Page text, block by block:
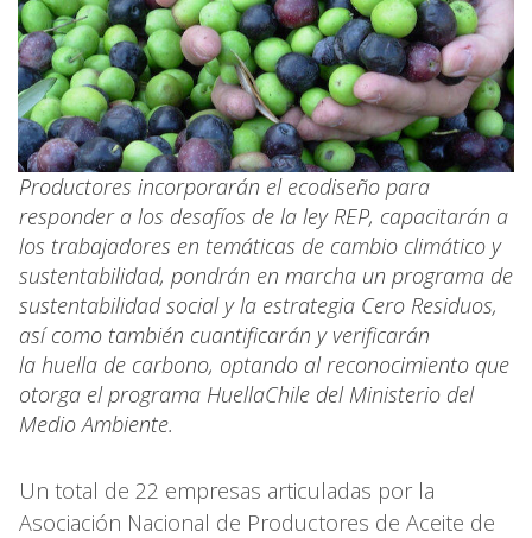
Productores incorporarán el ecodiseño para
responder a los desafíos de la ley REP, capacitarán a
los trabajadores en temáticas de cambio climático y
sustentabilidad, pondrán en marcha un programa de
sustentabilidad social y la estrategia Cero Residuos,
así como también cuantificarán y verificarán
la huella de carbono, optando al reconocimiento que
otorga el programa HuellaChile del Ministerio del
Medio Ambiente.
Un total de 22 empresas articuladas por la
Asociación Nacional de Productores de Aceite de